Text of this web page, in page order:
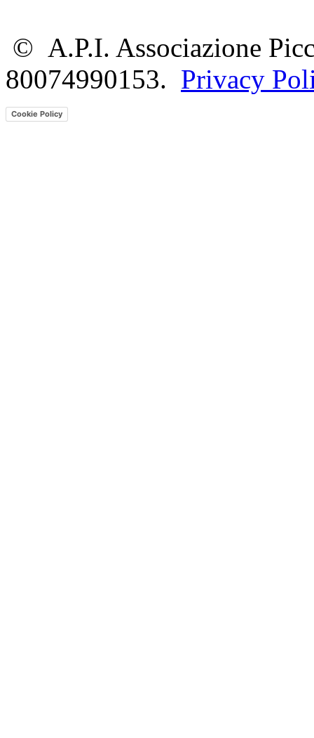
© A.P.I. Associazione
80074990153. Privacy
Cookie Policy